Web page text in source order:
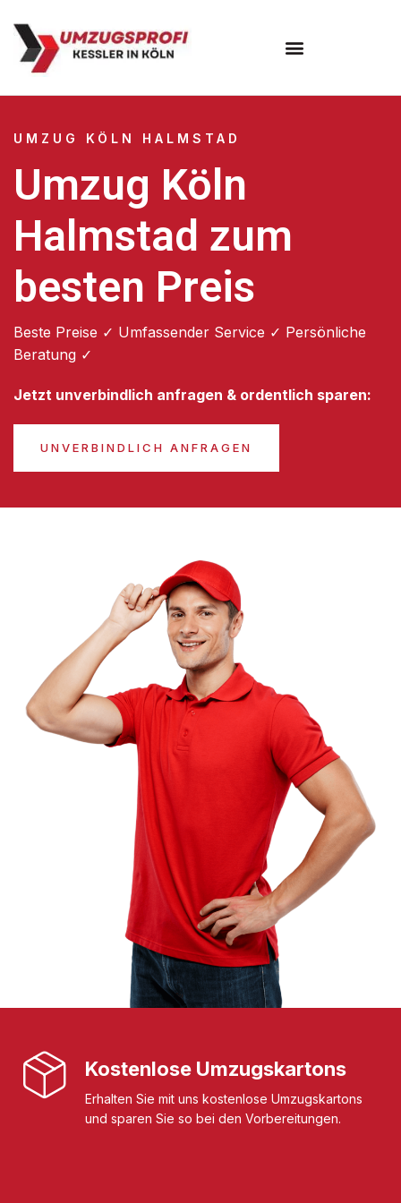
UMZUG KÖLN HALMSTAD
Umzug Köln
Halmstad zum
besten Preis
Beste Preise ✓ Umfassender Service ✓ Persönliche
Beratung ✓
Jetzt unverbindlich anfragen & ordentlich sparen:
UNVERBINDLICH ANFRAGEN
Kostenlose Umzugskartons
Erhalten Sie mit uns kostenlose Umzugskartons
und sparen Sie so bei den Vorbereitungen.